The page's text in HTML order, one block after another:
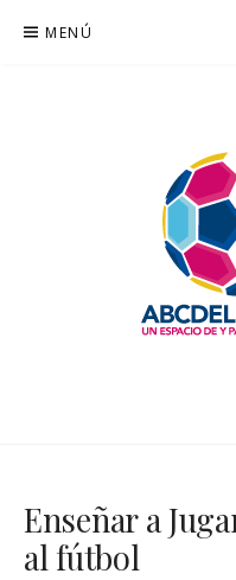
MENÚ
Enseñar a
al fútbol